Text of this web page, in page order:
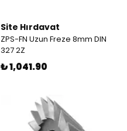
Site Hırdavat
ZPS-FN Uzun Freze 8mm DIN
327 2Z
₺ 1,041.90